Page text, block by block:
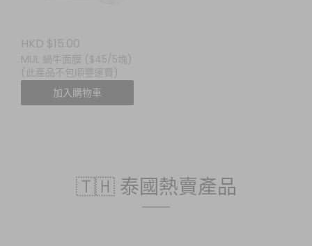
HKD $15.00
MUL 蝸牛面膜 ($45/5塊)
(此產品不包順豐運費)
加入購物車
🇹🇭 泰國熱賣產品